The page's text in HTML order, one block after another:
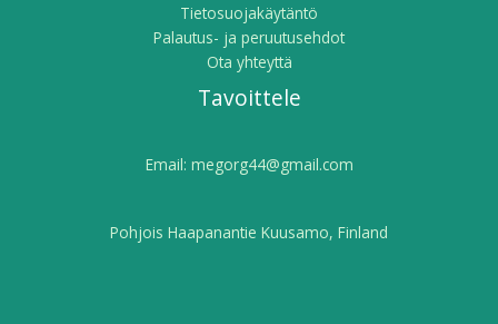
Tietosuojakäytäntö
Palautus- ja peruutusehdot
Ota yhteyttä
Tavoittele
Email: megorg44@gmail.com
Pohjois Haapanantie Kuusamo, Finland